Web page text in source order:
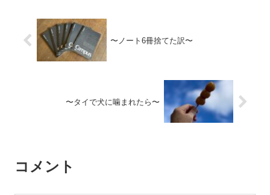
〜ノート6冊捨てた訳〜
〜タイで犬に噛まれたら〜
コメント